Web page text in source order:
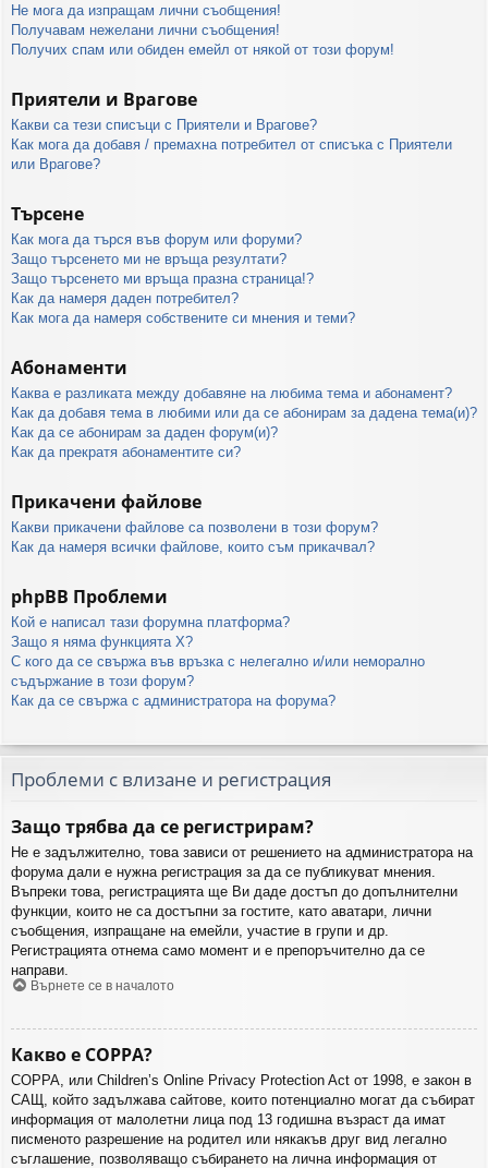
Не мога да изпращам лични съобщения!
Получавам нежелани лични съобщения!
Получих спам или обиден емейл от някой от този форум!
Приятели и Врагове
Какви са тези списъци с Приятели и Врагове?
Как мога да добавя / премахна потребител от списъка с Приятели
или Врагове?
Търсене
Как мога да търся във форум или форуми?
Защо търсенето ми не връща резултати?
Защо търсенето ми връща празна страница!?
Как да намеря даден потребител?
Как мога да намеря собствените си мнения и теми?
Абонаменти
Каква е разликата между добавяне на любима тема и абонамент?
Как да добавя тема в любими или да се абонирам за дадена тема(и)?
Как да се абонирам за даден форум(и)?
Как да прекратя абонаментите си?
Прикачени файлове
Какви прикачени файлове са позволени в този форум?
Как да намеря всички файлове, които съм прикачвал?
phpBB Проблеми
Кой е написал тази форумна платформа?
Защо я няма функцията X?
С кого да се свържа във връзка с нелегално и/или неморално
съдържание в този форум?
Как да се свържа с администратора на форума?
Проблеми с влизане и регистрация
Защо трябва да се регистрирам?
Не е задължително, това зависи от решението на администратора на
форума дали е нужна регистрация за да се публикуват мнения.
Въпреки това, регистрацията ще Ви даде достъп до допълнителни
функции, които не са достъпни за гостите, като аватари, лични
съобщения, изпращане на емейли, участие в групи и др.
Регистрацията отнема само момент и е препоръчително да се
направи.
Върнете се в началото
Какво е COPPA?
COPPA, или Children’s Online Privacy Protection Act от 1998, е закон в
САЩ, който задължава сайтове, които потенциално могат да събират
информация от малолетни лица под 13 годишна възраст да имат
писменото разрешение на родител или някакъв друг вид легално
съглашение, позволяващо събирането на лична информация от